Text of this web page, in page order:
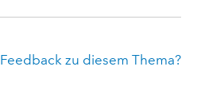
Feedback zu diesem Thema?